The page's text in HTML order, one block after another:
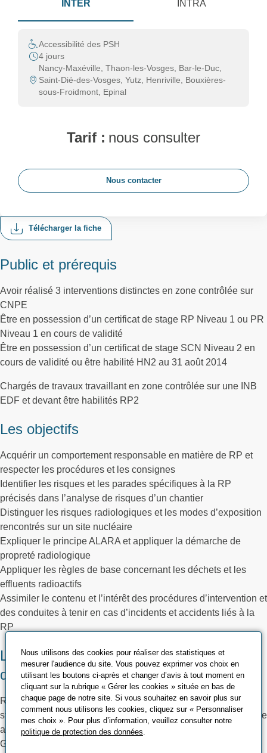
Télécharger la fiche
Public et prérequis
Avoir réalisé 3 interventions distinctes en zone contrôlée sur
CNPE
Être en possession d’un certificat de stage RP Niveau 1 ou PR
Niveau 1 en cours de validité
Être en possession d’un certificat de stage SCN Niveau 2 en
cours de validité ou être habilité HN2 au 31 août 2014
Chargés de travaux travaillant en zone contrôlée sur une INB
EDF et devant être habilités RP2
Les objectifs
Acquérir un comportement responsable en matière de RP et
respecter les procédures et les consignes
Identifier les risques et les parades spécifiques à la RP
précisés dans l’analyse de risques d’un chantier
Distinguer les risques radiologiques et les modes d’exposition
rencontrés sur un site nucléaire
Expliquer le principe ALARA et appliquer la démarche de
propreté radiologique
Appliquer les règles de base concernant les déchets et les
effluents radioactifs
Assimiler le contenu et l’intérêt des procédures d’intervention et
des conduites à tenir en cas d’incidents et accidents liés à la
RP
Les méthodes pédagogiques et
d’encadrement
Réalisation des scénarios formatifs sur chantier école : 6
stagiaires maximum pour un formateur, chantier école conforme
au cahier des charges CEFRI
Guide d’animation, support stagiaire CEFRI
INTER INTRA
Accessibilité des PSH
4 jours
Nancy-Maxéville, Thaon-les-Vosges, Bar-le-Duc,
Saint-Dié-des-Vosges, Yutz, Henriville, Bouxières-
sous-Froidmont, Epinal
Tarif : nous consulter
Nous contacter
Nous utilisons des cookies pour réaliser des statistiques et
mesurer l'audience du site. Vous pouvez exprimer vos choix en
utilisant les boutons ci-après et changer d’avis à tout moment en
cliquant sur la rubrique « Gérer les cookies » située en bas de
chaque page de notre site. Si vous souhaitez en savoir plus sur
comment nous utilisons les cookies, cliquez sur « Personnaliser
mes choix ». Pour plus d’information, veuillez consulter notre
politique de protection des données